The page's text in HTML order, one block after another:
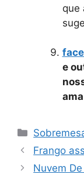
que
e
ama
Categorias
Frango
Nuvem